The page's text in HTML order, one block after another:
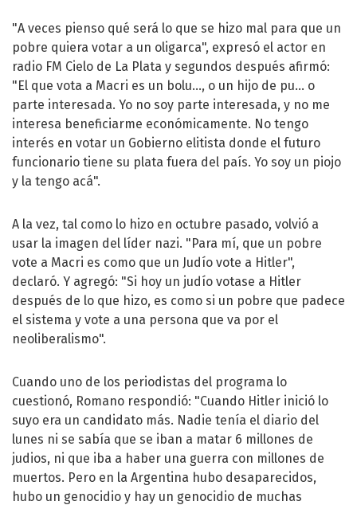
"A veces pienso qué será lo que se hizo mal para que un
pobre quiera votar a un oligarca", expresó el actor en
radio FM Cielo de La Plata y segundos después afirmó:
"El que vota a Macri es un bolu…, o un hijo de pu… o
parte interesada. Yo no soy parte interesada, y no me
interesa beneficiarme económicamente. No tengo
interés en votar un Gobierno elitista donde el futuro
funcionario tiene su plata fuera del país. Yo soy un piojo
y la tengo acá".
A la vez, tal como lo hizo en octubre pasado, volvió a
usar la imagen del líder nazi. "Para mí, que un pobre
vote a Macri es como que un Judío vote a Hitler",
declaró. Y agregó: "Si hoy un judío votase a Hitler
después de lo que hizo, es como si un pobre que padece
el sistema y vote a una persona que va por el
neoliberalismo".
Cuando uno de los periodistas del programa lo
cuestionó, Romano respondió: "Cuando Hitler inició lo
suyo era un candidato más. Nadie tenía el diario del
lunes ni se sabía que se iban a matar 6 millones de
judios, ni que iba a haber una guerra con millones de
muertos. Pero en la Argentina hubo desaparecidos,
hubo un genocidio y hay un genocidio de muchas